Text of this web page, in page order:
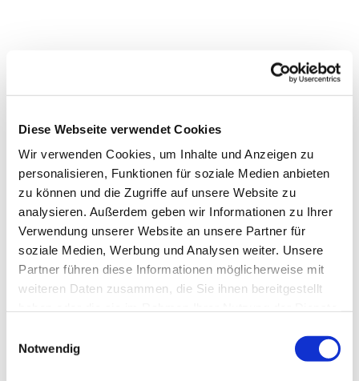
Diese Webseite verwendet Cookies
Wir verwenden Cookies, um Inhalte und Anzeigen zu
personalisieren, Funktionen für soziale Medien anbieten
zu können und die Zugriffe auf unsere Website zu
analysieren. Außerdem geben wir Informationen zu Ihrer
Verwendung unserer Website an unsere Partner für
soziale Medien, Werbung und Analysen weiter. Unsere
Partner führen diese Informationen möglicherweise mit
weiteren Daten zusammen, die Sie ihnen bereitgestellt
NotwendigDies könnte Sie auch